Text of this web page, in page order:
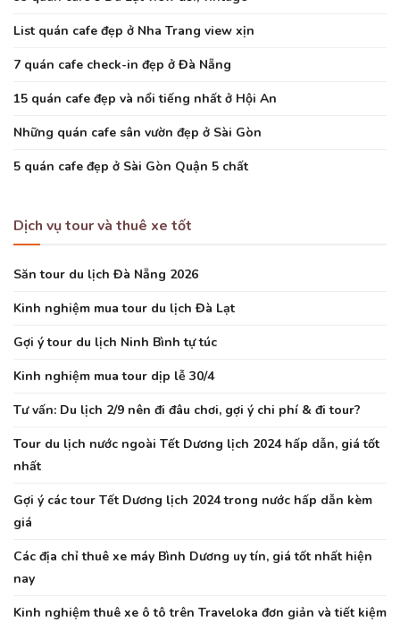
List quán cafe đẹp ở Nha Trang view xịn
7 quán cafe check-in đẹp ở Đà Nẵng
15 quán cafe đẹp và nổi tiếng nhất ở Hội An
Những quán cafe sân vườn đẹp ở Sài Gòn
5 quán cafe đẹp ở Sài Gòn Quận 5 chất
Dịch vụ tour và thuê xe tốt
Săn tour du lịch Đà Nẵng 2026
Kinh nghiệm mua tour du lịch Đà Lạt
Gợi ý tour du lịch Ninh Bình tự túc
Kinh nghiệm mua tour dịp lễ 30/4
Tư vấn: Du lịch 2/9 nên đi đâu chơi, gợi ý chi phí & đi tour?
Tour du lịch nước ngoài Tết Dương lịch 2024 hấp dẫn, giá tốt
nhất
Gợi ý các tour Tết Dương lịch 2024 trong nước hấp dẫn kèm
giá
Các địa chỉ thuê xe máy Bình Dương uy tín, giá tốt nhất hiện
nay
Kinh nghiệm thuê xe ô tô trên Traveloka đơn giản và tiết kiệm